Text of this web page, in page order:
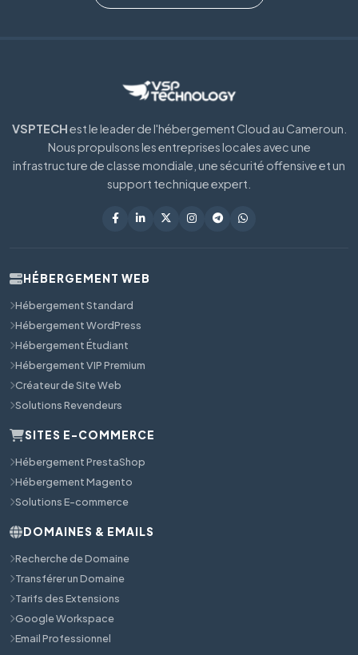
VSPTECHest le leader de l'hébergement Cloud au Cameroun.
Nous propulsons les entreprises locales avec une
infrastructure de classe mondiale, une sécurité offensive et un
support technique expert.
HÉBERGEMENT WEB
Hébergement Standard
Hébergement WordPress
Hébergement Étudiant
Hébergement VIP Premium
Créateur de Site Web
Solutions Revendeurs
SITES E-COMMERCE
Hébergement PrestaShop
Hébergement Magento
Solutions E-commerce
DOMAINES & EMAILS
Recherche de Domaine
Transférer un Domaine
Tarifs des Extensions
Google Workspace
Email Professionnel